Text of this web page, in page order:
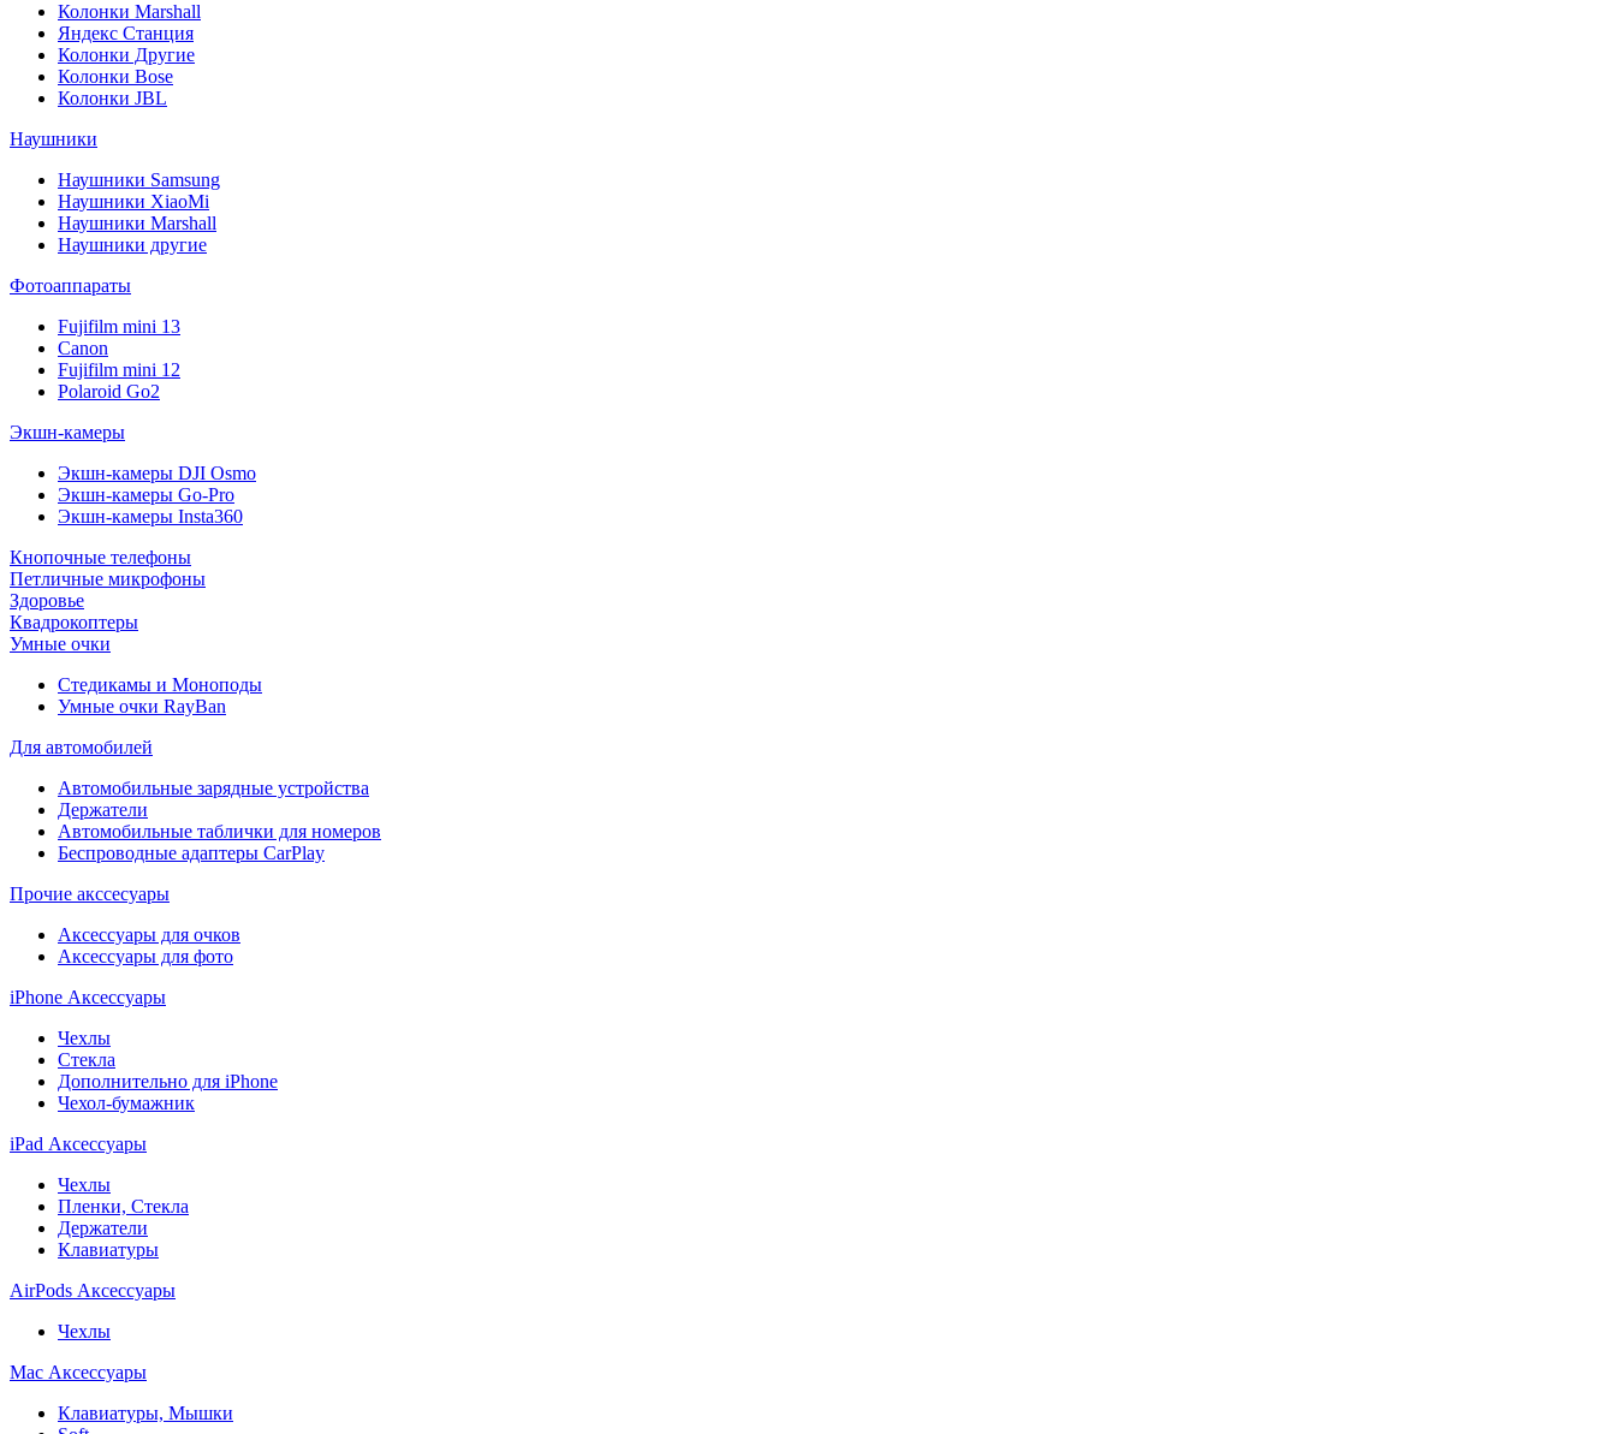
Колонки Marshall
Яндекс Станция
Колонки Другие
Колонки Bose
Колонки JBL
Наушники
Наушники Samsung
Наушники XiaoMi
Наушники Marshall
Наушники другие
Фотоаппараты
Fujifilm mini 13
Canon
Fujifilm mini 12
Polaroid Go2
Экшн-камеры
Экшн-камеры DJI Osmo
Экшн-камеры Go-Pro
Экшн-камеры Insta360
Кнопочные телефоны
Петличные микрофоны
Здоровье
Квадрокоптеры
Умные очки
Стедикамы и Моноподы
Умные очки RayBan
Для автомобилей
Автомобильные зарядные устройства
Держатели
Автомобильные таблички для номеров
Беспроводные адаптеры CarPlay
Прочие акссесуары
Аксессуары для очков
Аксессуары для фото
iPhone Аксессуары
Чехлы
Стекла
Дополнительно для iPhone
Чехол-бумажник
iPad Аксессуары
Чехлы
Пленки, Стекла
Держатели
Клавиатуры
AirPods Аксессуары
Чехлы
Mac Аксессуары
Клавиатуры, Мышки